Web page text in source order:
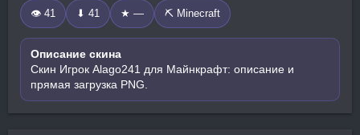
👁 41 ⬇ 41 ★ — ⛏️ Minecraft
Описание скина
Скин Игрок Alago241 для Майнкрафт: описание и
прямая загрузка PNG.